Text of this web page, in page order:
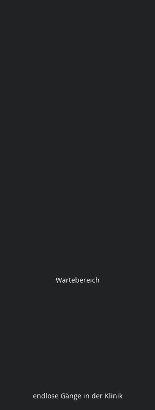
Wartebereich
endlose Gänge in der Klinik